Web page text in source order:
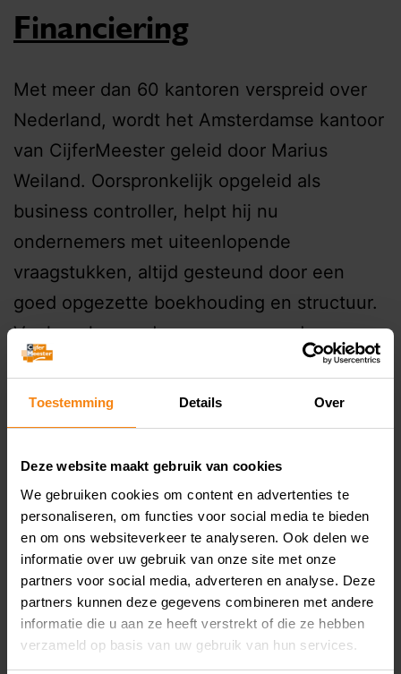
Toestemming Details Over
Deze website maakt gebruik van cookies
We gebruiken cookies om content en advertenties te
personaliseren, om functies voor social media te bieden
en om ons websiteverkeer te analyseren. Ook delen we
informatie over uw gebruik van onze site met onze
partners voor social media, adverteren en analyse. Deze
partners kunnen deze gegevens combineren met andere
informatie die u aan ze heeft verstrekt of die ze hebben
verzameld op basis van uw gebruik van hun services.
Financiering
Met meer dan 60 kantoren verspreid over
Nederland, wordt het Amsterdamse kantoor
van CijferMeester geleid door Marius
Weiland. Oorspronkelijk opgeleid als
business controller, helpt hij nu
ondernemers met uiteenlopende
vraagstukken, altijd gesteund door een
goed opgezette boekhouding en structuur.
Veelvoorkomende vragen van ondernemers
zijn onder andere: In het verleden waren dit
soort vragen niet altijd…
Continue reading
Categorized asCases
Starten als ondernemer?
Begin goed voorbereid,
dat scheelt veel geld!